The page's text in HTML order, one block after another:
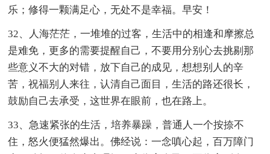
乐；修得一颗满足心，无处不是幸福。早安！
32、人海茫茫，一堆堆的过客，生活中的相逢和摩擦总
是难免，更多的需要提醒自己，不要用分别心去挑剔那
些意义不大的对错，放下自己的成见，想想别人的辛
苦，祝福别人来往，认清自己面目，生活的路还很长，
鼓励自己去承受，这世界在眼前，也在路上。
33、急速紧张的生活，培养暴躁，普通人一个按捺不
住，怒火便猛然爆出。佛经说：一念嗔心起，百万障门